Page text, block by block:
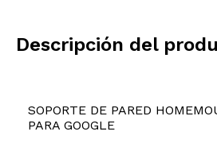
Descripción del
SOPORTE DE PARED
PARA GOOGLE